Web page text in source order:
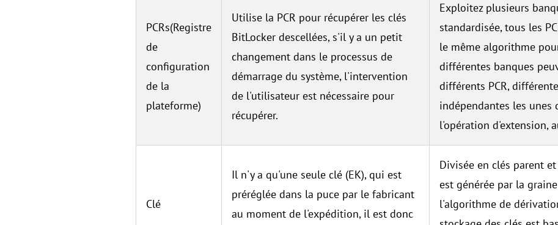
PCRs(Registre
de
configuration
de la
plateforme)
Utilise la PCR pour récupérer les clés
BitLocker descellées, s'il y a un petit
changement dans le processus de
démarrage du système, l'intervention
de l'utilisateur est nécessaire pour
récupérer.
Exploitez plusieurs
standardisée, tous les
le même algorithme
différentes banques
différents PCR,
indépendantes les unes
l'opération d'extension,
Clé
Il n'y a qu'une seule clé (EK), qui est
préréglée dans la puce par le fabricant
au moment de l'expédition, il est donc
Divisée en clés parent
est générée par la
l'algorithme de